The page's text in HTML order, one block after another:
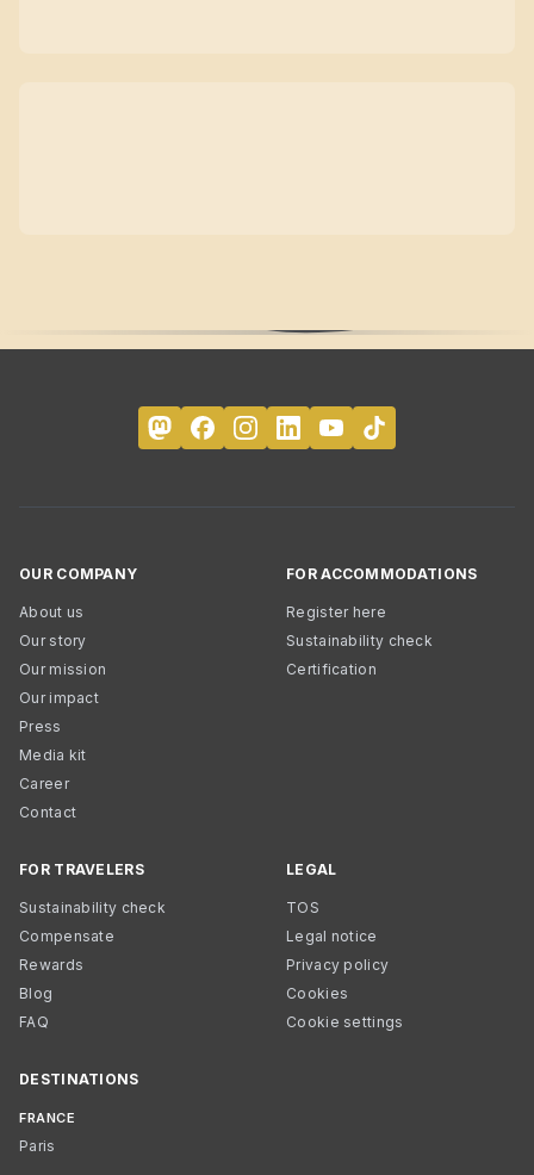
OUR COMPANY
About us
Our story
Our mission
Our impact
Press
Media kit
Career
Contact
FOR ACCOMMODATIONS
Register here
Sustainability check
Certification
FOR TRAVELERS
Sustainability check
Compensate
Rewards
Blog
FAQ
LEGAL
TOS
Legal notice
Privacy policy
Cookies
Cookie settings
DESTINATIONS
FRANCE
Paris